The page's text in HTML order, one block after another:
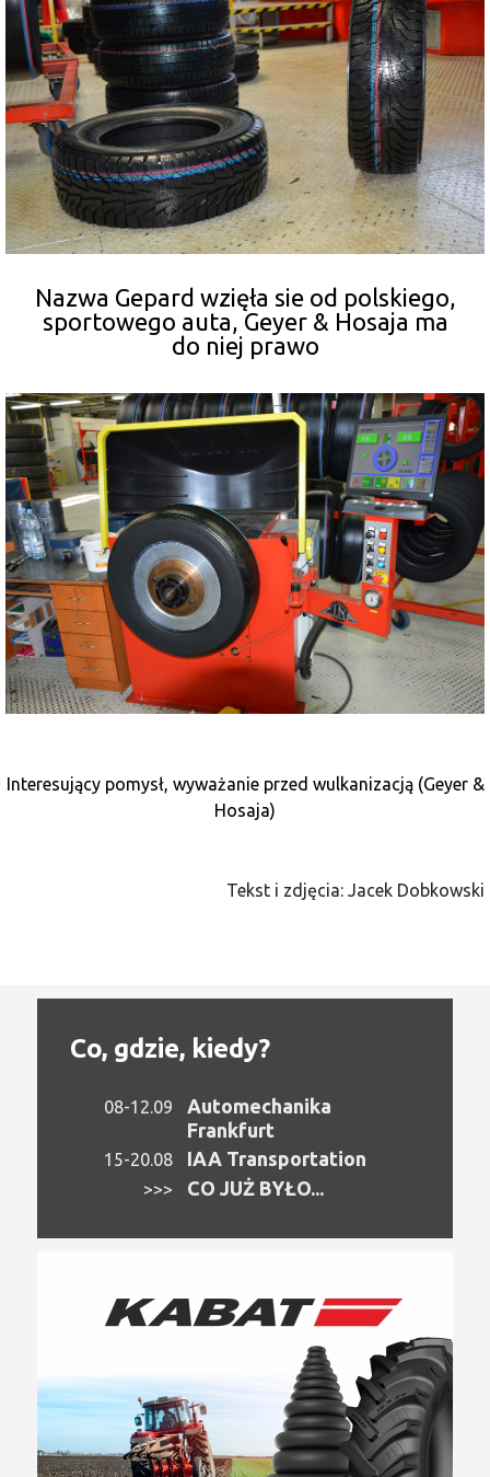
Nazwa Gepard wzięła sie od polskiego,
sportowego auta, Geyer & Hosaja ma
do niej prawo
Interesujący pomysł, wyważanie przed wulkanizacją (Geyer &
Hosaja)
Tekst i zdjęcia: Jacek Dobkowski
Co, gdzie, kiedy?
08-12.09
Automechanika
Frankfurt
15-20.08 IAA Transportation
>>> CO JUŻ BYŁO...